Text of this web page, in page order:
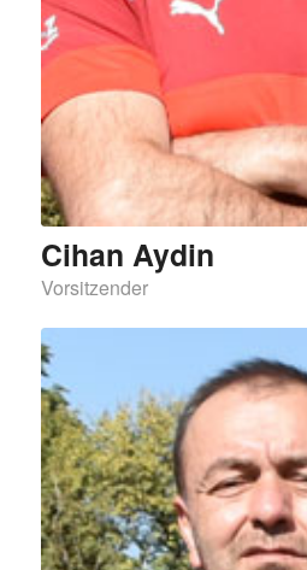
Cihan Aydin
Vorsitzender